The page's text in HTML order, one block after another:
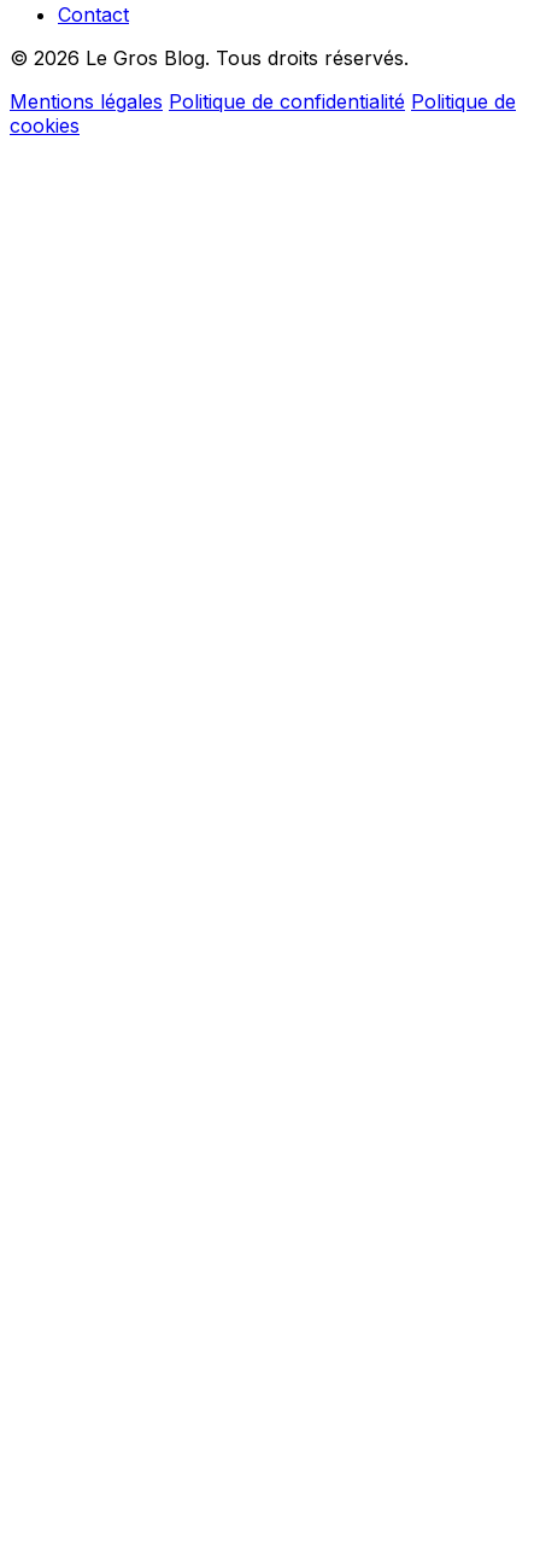
Contact
© 2026 Le Gros Blog. Tous droits réservés.
Mentions légales Politique de confidentialité Politique de
cookies